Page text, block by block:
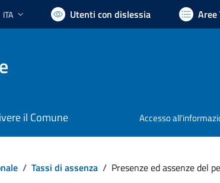
Lingua attiva:
ITA Utenti con dislessia Aree
il Comune Accesso
/ Tassi di assenza / Presenze ed assenze del